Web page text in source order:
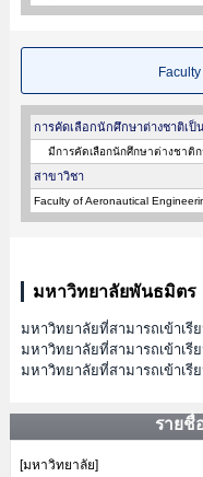
Faculty
การคัดเลือกนักศึกษาต่างชาติเป็
มีการคัดเลือกนักศึกษาต่างชาติ
สาขาวิชา
Faculty of Aeronautical
มหาวิทยาลัยพันธมิตร
มหาวิทยาลัยที่สามารถเข้าเ
มหาวิทยาลัยที่สามารถเข้าเ
มหาวิทยาลัยที่สามารถเข้าเ
รายชื่
[มหาวิทยาลัย]